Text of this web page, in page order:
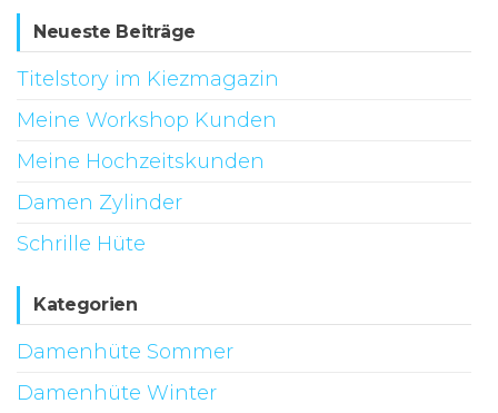
Neueste Beiträge
Titelstory im Kiezmagazin
Meine Workshop Kunden
Meine Hochzeitskunden
Damen Zylinder
Schrille Hüte
Kategorien
Damenhüte Sommer
Damenhüte Winter